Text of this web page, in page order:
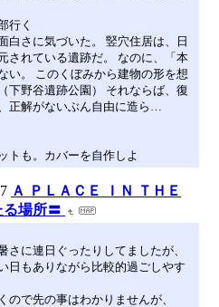
行く
白さに気づいた。 竪穴住居は、日
されている遺跡だ。 なのに、「本
い。 このくぼみから建物の形を想
下野谷遺跡公園） それならば、復
正解がないぶん自由に造ら…
トも。カバーを自作しよ
Ａ ＰＬＡＣＥ ＩＮ ＴＨＥ
る場所〓
さに連日ぐったりしてましたが、
日もありながら比較的過ごしやす
ので先の事はわかりませんが、